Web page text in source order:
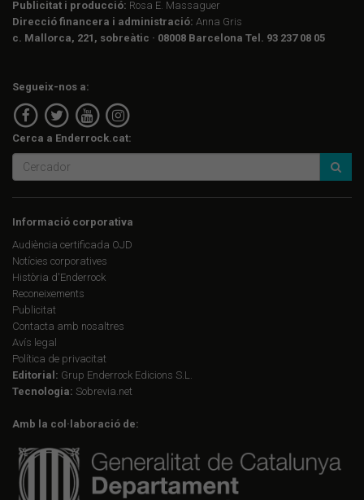
Publicitat i producció: Rosa E. Massaguer
Direcció financera i administració: Anna Gris
c. Mallorca, 221, sobreàtic · 08008 Barcelona Tel. 93 237 08 05
Segueix-nos a:
Cerca a Enderrock.cat:
Informació corporativa
Audiència certificada OJD
Notícies corporatives
Història d'Enderrock
Reconeixements
Publicitat
Contacta amb nosaltres
Avís legal
Política de privacitat
Editorial: Grup Enderrock Edicions S.L.
Tecnologia: Sobrevia.net
Amb la col·laboració de: